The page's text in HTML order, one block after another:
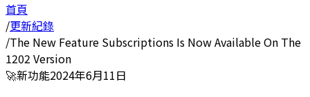
首頁
/更新紀錄
/The New Feature Subscriptions Is Now Available On The
1202 Version
🚀新功能2024年6月11日